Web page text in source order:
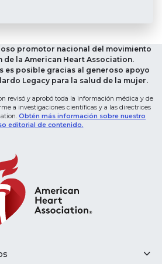
promotor nacional del movimiento
de la American Heart Association.
es posible gracias al generoso apoyo
Legacy para la salud de la mujer.
revisó y aprobó toda la información médica y de
a investigaciones científicas y a las directrices
Obtén más información sobre nuestro
editorial de contenido.